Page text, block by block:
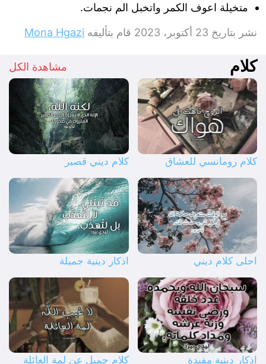
متخيلة اعوف الكمر واتخبل الم نجمات.
نشر بتاريخ 23 أكتوبر، 2023 قام بتأليفه Mona Hgazi
كلام مشاهدة الكل
كلام رومانسي للعشاق كلام ديني قصير
احلى كلام ديني اذكار دينية جميلة
اذكار دينية مفيدة كلام جميل عن لمة العائلة